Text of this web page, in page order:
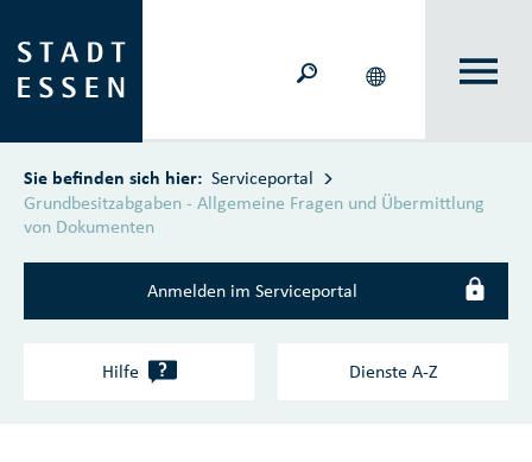
Sie befinden sich hier: Serviceportal
Grundbesitzabgaben - Allgemeine Fragen und Übermittlung
von Dokumenten
Anmelden im Serviceportal
Hilfe ? Dienste A‑Z